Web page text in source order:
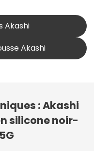
Akashi
Akashi
: Akashi
silicone noir-